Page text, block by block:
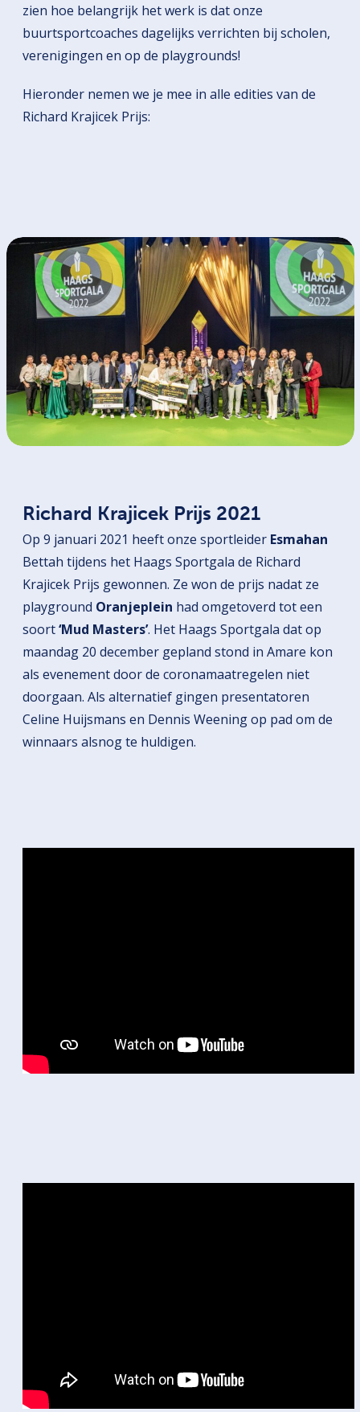
zien hoe belangrijk het werk is dat onze
buurtsportcoaches dagelijks verrichten bij scholen,
verenigingen en op de playgrounds!
Hieronder nemen we je mee in alle edities van de
Richard Krajicek Prijs:
Richard Krajicek Prijs 2021
Op 9 januari 2021 heeft onze sportleider Esmahan
Bettah tijdens het Haags Sportgala de Richard
Krajicek Prijs gewonnen. Ze won de prijs nadat ze
playground Oranjeplein had omgetoverd tot een
soort‘Mud Masters’. Het Haags Sportgala dat op
maandag 20 december gepland stond in Amare kon
als evenement door de coronamaatregelen niet
doorgaan. Als alternatief gingen presentatoren
Celine Huijsmans en Dennis Weening op pad om de
winnaars alsnog te huldigen.